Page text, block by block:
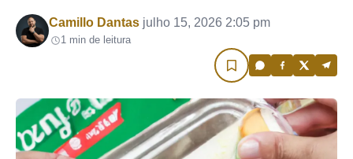
Por
Camillo Dantas julho 15, 2026 2:05 pm
1 min de leitura